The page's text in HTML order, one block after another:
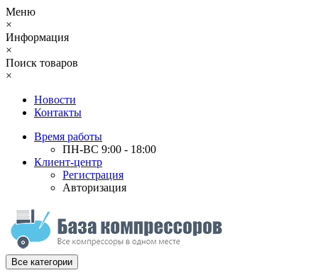
Меню
×
Информация
×
Поиск товаров
×
Новости
Контакты
Время работы
ПН-ВС 9:00 - 18:00
Клиент-центр
Регистрация
Авторизация
Все категории